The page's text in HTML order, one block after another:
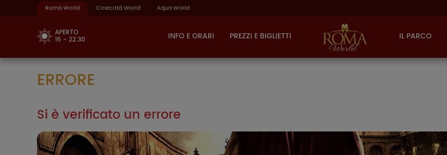
Roma World Cinecittà World Aqua World
APERTO
16 - 22.30 INFO E ORARI PREZZI E BIGLIETTI IL PARCO
ERRORE
Si è verificato un errore